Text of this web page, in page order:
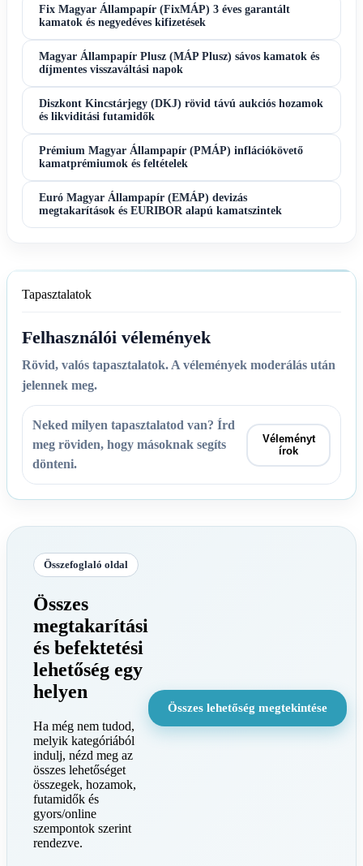
Fix Magyar Állampapír (FixMÁP) 3 éves garantált
kamatok és negyedéves kifizetések
Magyar Állampapír Plusz (MÁP Plusz) sávos kamatok és
díjmentes visszaváltási napok
Diszkont Kincstárjegy (DKJ) rövid távú aukciós hozamok
és likviditási futamidők
Prémium Magyar Állampapír (PMÁP) inflációkövető
kamatprémiumok és feltételek
Euró Magyar Állampapír (EMÁP) devizás
megtakarítások és EURIBOR alapú kamatszintek
Tapasztalatok
Felhasználói vélemények
Rövid, valós tapasztalatok. A vélemények moderálás után
jelennek meg.
Neked milyen tapasztalatod van? Írd
meg röviden, hogy másoknak segíts
dönteni.
Véleményt
írok
Összefoglaló oldal
Összes
megtakarítási
és befektetési
lehetőség egy
helyen
Ha még nem tudod,
melyik kategóriából
indulj, nézd meg az
összes lehetőséget
összegek, hozamok,
futamidők és
gyors/online
szempontok szerint
rendezve.
Összes lehetőség megtekintése